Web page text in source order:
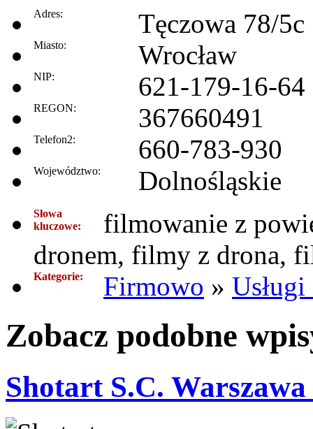
Adres: Tęczowa 78/5c
Miasto: Wrocław
NIP: 621-179-16-64
REGON: 367660491
Telefon2: 660-783-930
Województwo: Dolnośląskie
Słowa
kluczowe:
filmowanie z
dronem, filmy z drona,
Kategorie: Firmowo »
Zobacz podobne
Shotart S.C. Warszawa